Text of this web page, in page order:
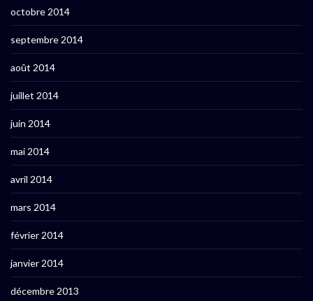
octobre 2014
septembre 2014
août 2014
juillet 2014
juin 2014
mai 2014
avril 2014
mars 2014
février 2014
janvier 2014
décembre 2013